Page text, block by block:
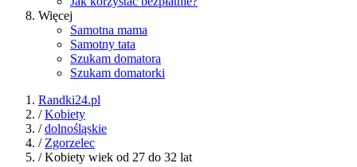
Więcej
Samotna mama
Samotny tata
Szukam domatora
Szukam domatorki
Randki24.pl
/Kobiety
/dolnośląskie
/ Zgorzelec
/ Kobiety wiek od 27 do 32 lat